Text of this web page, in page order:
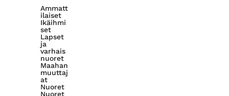
Ammatt
ilaiset
Ikäihmi
set
Lapset
ja
varhais
nuoret
Maahan
muuttaj
at
Nuoret
Nuoret